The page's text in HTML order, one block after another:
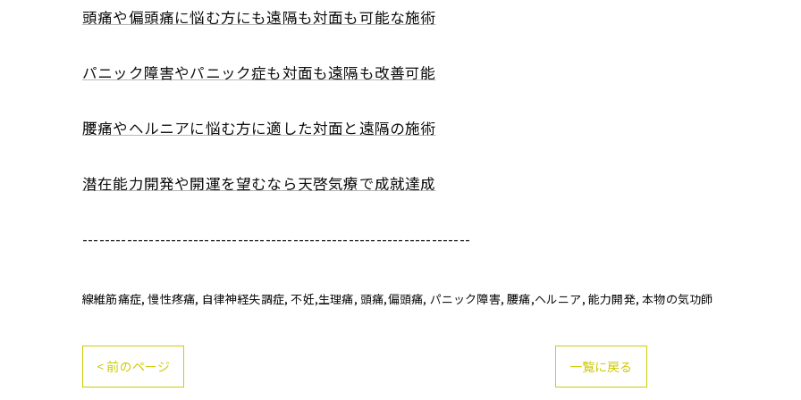
頭痛や偏頭痛に悩む方にも遠隔も対面も可能な施術
パニック障害やパニック症も対面も遠隔も改善可能
腰痛やヘルニアに悩む方に適した対面と遠隔の施術
潜在能力開発や開運を望むなら天啓気療で成就達成
----------------------------------------------------------------------
線維筋痛症 慢性疼痛 自律神経失調症 不妊,生理痛 頭痛,偏頭痛 パニック障害 腰痛,ヘルニア 能力開発 本物の気功師
< 前のページ 一覧に戻る